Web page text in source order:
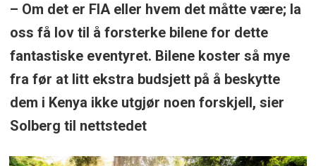
– Om det er FIA eller hvem det måtte være; la
oss få lov til å forsterke bilene for dette
fantastiske eventyret. Bilene koster så mye
fra før at litt ekstra budsjett på å beskytte
dem i Kenya ikke utgjør noen forskjell, sier
Solberg til nettstedet